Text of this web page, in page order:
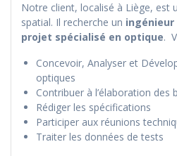
Notre client, localisé à Liège, est
spatial. Il recherche un ingénieur
projet spécialisé en optique.
Concevoir, Analyser et
optiques
Contribuer à l’élaboration des
Rédiger les spécifications
Participer aux réunions
Traiter les données de tests